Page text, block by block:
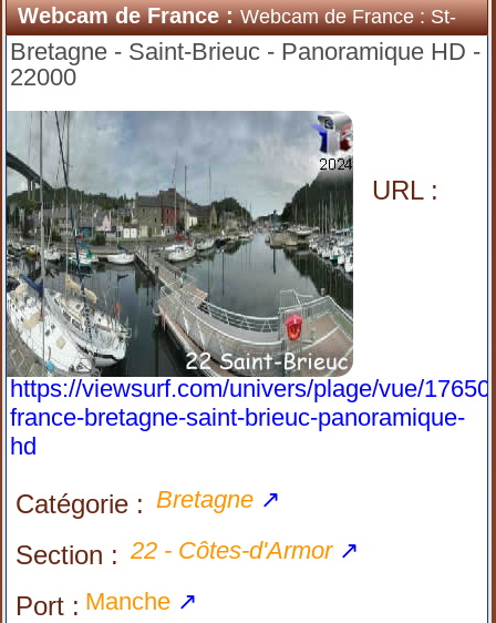
Webcam de France :Webcam de France : St-
Brieuc
Bretagne - Saint-Brieuc - Panoramique HD -
22000
URL :
https://viewsurf.com/univers/plage/vue/
france-bretagne-saint-brieuc-panoramique-
hd
Catégorie : Bretagne ↗
Section : 22 - Côtes-d'Armor↗
Port : Manche ↗